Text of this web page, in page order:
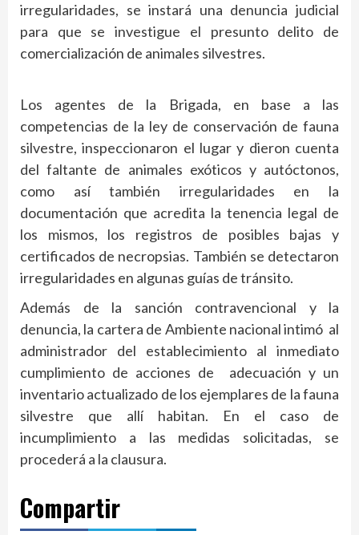
irregularidades, se instará una denuncia judicial
para que se investigue el presunto delito de
comercialización de animales silvestres.
Los agentes de la Brigada, en base a las
competencias de la ley de conservación de fauna
silvestre, inspeccionaron el lugar y dieron cuenta
del faltante de animales exóticos y autóctonos,
como así también irregularidades en la
documentación que acredita la tenencia legal de
los mismos, los registros de posibles bajas y
certificados de necropsias. También se detectaron
irregularidades en algunas guías de tránsito.
Además de la sanción contravencional y la
denuncia, la cartera de Ambiente nacional intimó al
administrador del establecimiento al inmediato
cumplimiento de acciones de adecuación y un
inventario actualizado de los ejemplares de la fauna
silvestre que allí habitan. En el caso de
incumplimiento a las medidas solicitadas, se
procederá a la clausura.
Compartir